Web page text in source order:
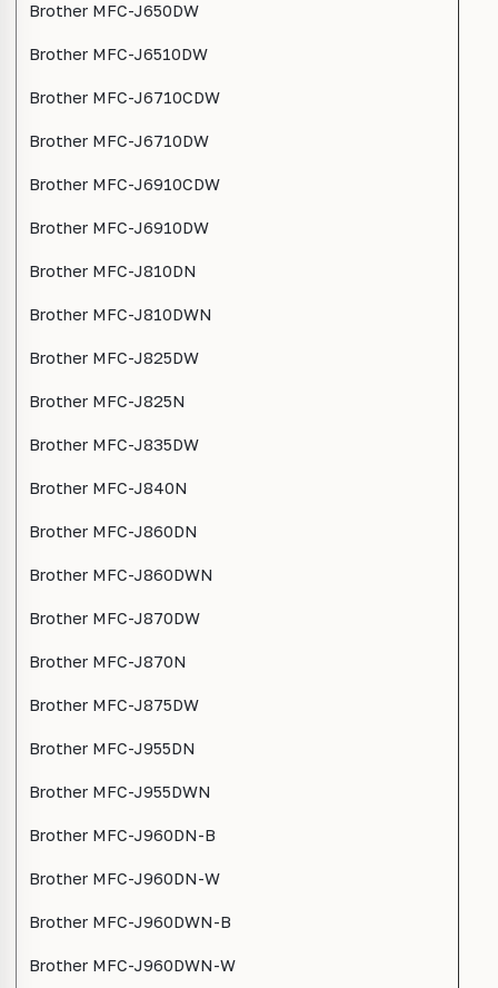
Brother MFC-J650DW
Brother MFC-J6510DW
Brother MFC-J6710CDW
Brother MFC-J6710DW
Brother MFC-J6910CDW
Brother MFC-J6910DW
Brother MFC-J810DN
Brother MFC-J810DWN
Brother MFC-J825DW
Brother MFC-J825N
Brother MFC-J835DW
Brother MFC-J840N
Brother MFC-J860DN
Brother MFC-J860DWN
Brother MFC-J870DW
Brother MFC-J870N
Brother MFC-J875DW
Brother MFC-J955DN
Brother MFC-J955DWN
Brother MFC-J960DN-B
Brother MFC-J960DN-W
Brother MFC-J960DWN-B
Brother MFC-J960DWN-W